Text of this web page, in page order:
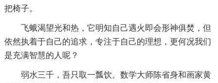
把椅子。
飞蛾渴望光和热，它明知自己遇火即会形神俱焚，但
依然执着于自己的追求，专注于自己的理想，更何况我们
是充满智慧的人呢？
弱水三千，吾只取一瓢饮。数学大师陈省身和画家黄